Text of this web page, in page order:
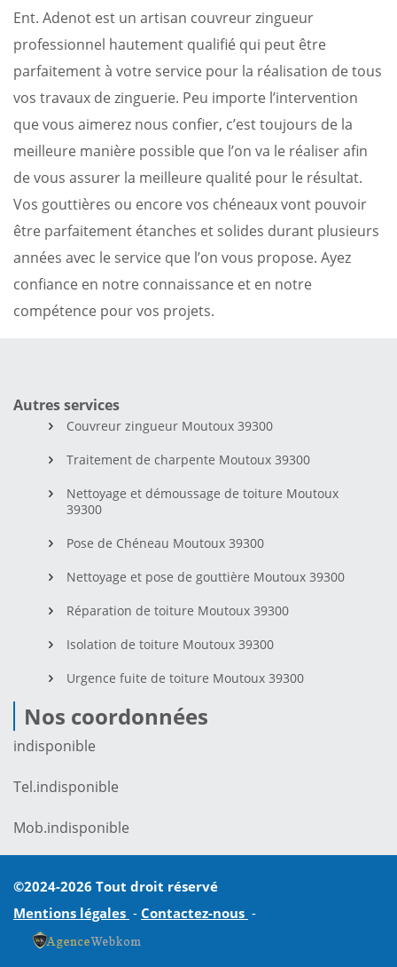
Ent. Adenot est un artisan couvreur zingueur
professionnel hautement qualifié qui peut être
parfaitement à votre service pour la réalisation de tous
vos travaux de zinguerie. Peu importe l’intervention
que vous aimerez nous confier, c’est toujours de la
meilleure manière possible que l’on va le réaliser afin
de vous assurer la meilleure qualité pour le résultat.
Vos gouttières ou encore vos chéneaux vont pouvoir
être parfaitement étanches et solides durant plusieurs
années avec le service que l’on vous propose. Ayez
confiance en notre connaissance et en notre
compétence pour vos projets.
Autres services
Couvreur zingueur Moutoux 39300
Traitement de charpente Moutoux 39300
Nettoyage et démoussage de toiture Moutoux
39300
Pose de Chéneau Moutoux 39300
Nettoyage et pose de gouttière Moutoux 39300
Réparation de toiture Moutoux 39300
Isolation de toiture Moutoux 39300
Urgence fuite de toiture Moutoux 39300
Nos coordonnées
indisponible
Tel.indisponible
Mob.indisponible
©2024-2026 Tout droit réservé
Mentions légales - Contactez-nous -